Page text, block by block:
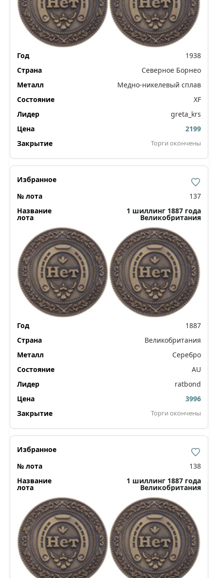
1938
Северное Борнео
Медно-никелевый сплав
XF
greta_krs
2199
Торги окончены
137
1 шиллинг 1887 года
Великобритания
1887
Великобритания
Серебро
AU
ratbond
3996
Торги окончены
138
1 шиллинг 1887 года
Великобритания